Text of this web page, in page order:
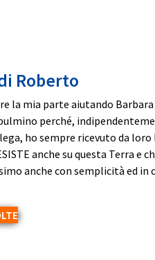
Roberto
la mia parte aiutando
perché,
ho sempre ricevuto da
anche su questa Terra e
anche con semplicità ed in